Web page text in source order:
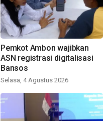
Pemkot Ambon wajibkan
ASN registrasi digitalisasi
Bansos
Selasa, 4 Agustus 2026